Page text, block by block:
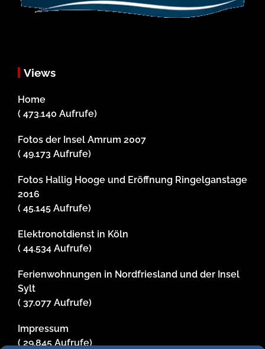
Views
Home
( 473.140 Aufrufe)
Fotos der Insel Amrum 2007
( 49.173 Aufrufe)
Fotos Hallig Hooge und Eröffnung Ringelganstage
2016
( 45.145 Aufrufe)
Elektronotdienst in Köln
( 44.534 Aufrufe)
Ferienwohnungen in Nordfriesland und der Insel
Sylt
( 37.077 Aufrufe)
Impressum
( 29.845 Aufrufe)